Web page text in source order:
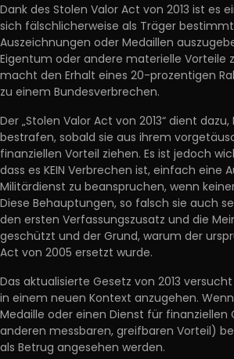
Dank des Stolen Valor Act von 2013 ist es
sich fälschlicherweise als Träger
Auszeichnungen oder Medaillen
Eigentum oder andere materielle Vorteile
macht den Erhalt eines 20-prozentigen
zu einem Bundesverbrechen.
Der „Stolen Valor Act von 2013“ dient
bestrafen, sobald sie aus ihrem
finanziellen Vorteil ziehen. Es ist jedoch
dass es KEIN Verbrechen ist, einfach eine
Militärdienst zu beanspruchen, wenn
Diese Behauptungen, so falsch sie auch
den ersten Verfassungszusatz und die
geschützt und der Grund, warum der
Act von 2005 ersetzt wurde.
Das aktualisierte Gesetz von 2013
in einem neuen Kontext anzugehen.
Medaille oder einen Dienst für finanziellen
anderen messbaren, greifbaren Vorteil)
als Betrug angesehen werden.